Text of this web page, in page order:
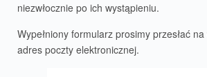
niezwłocznie po ich wystąpieniu.
Wypełniony formularz prosimy przesłać
adres poczty elektronicznej.